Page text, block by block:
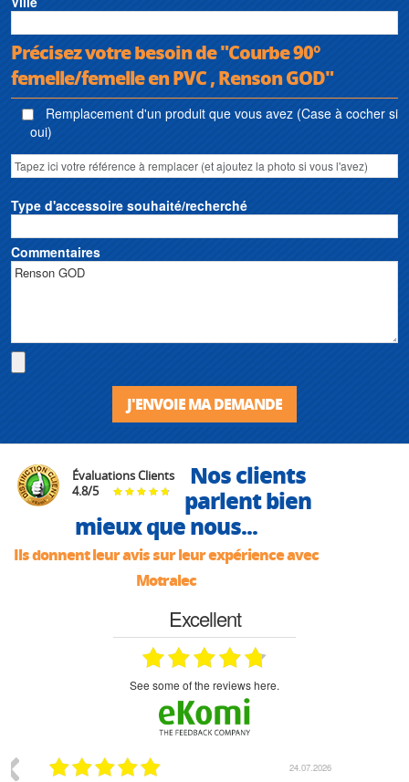
Précisez votre besoin de "Courbe 90°
femelle/femelle en PVC , Renson GOD"
Remplacement d'un produit que vous avez (Case à cocher si
oui)
Type d'accessoire souhaité/recherché
Commentaires
J'ENVOIE MA DEMANDE
Évaluations Clients
4.8/5
Nos clients
parlent bien
mieux que nous...
Ils donnent leur avis sur leur expérience avec
Motralec
Excellent
see some of the reviews here.
18.07.2026